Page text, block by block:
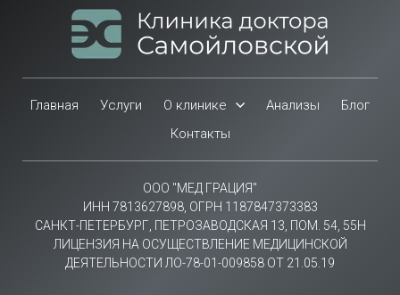
Главная Услуги О клинике Анализы
Блог
Контакты
ООО "МЕД ГРАЦИЯ"
ИНН 7813627898, ОГРН 1187847373383
САНКТ-ПЕТЕРБУРГ, ПЕТРОЗАВОДСКАЯ 13, ПОМ. 54, 55Н
ЛИЦЕНЗИЯ НА ОСУЩЕСТВЛЕНИЕ МЕДИЦИНСКОЙ
ДЕЯТЕЛЬНОСТИ ЛО-78-01-009858 ОТ 21.05.19